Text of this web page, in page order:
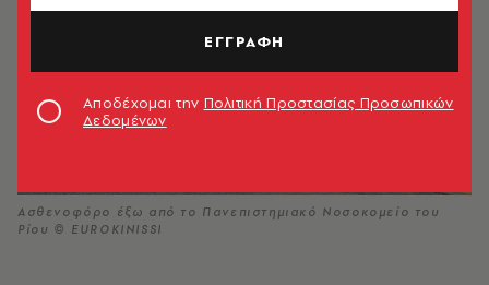
Ασθενοφόρο έξω από το Πανεπιστημιακό Νοσοκομείο του
Ρίου © EUROKINISSI
ΕΓΓΡΑΦΗ
Αποδέχομαι την Πολιτική Προστασίας Προσωπικών
Δεδομένων